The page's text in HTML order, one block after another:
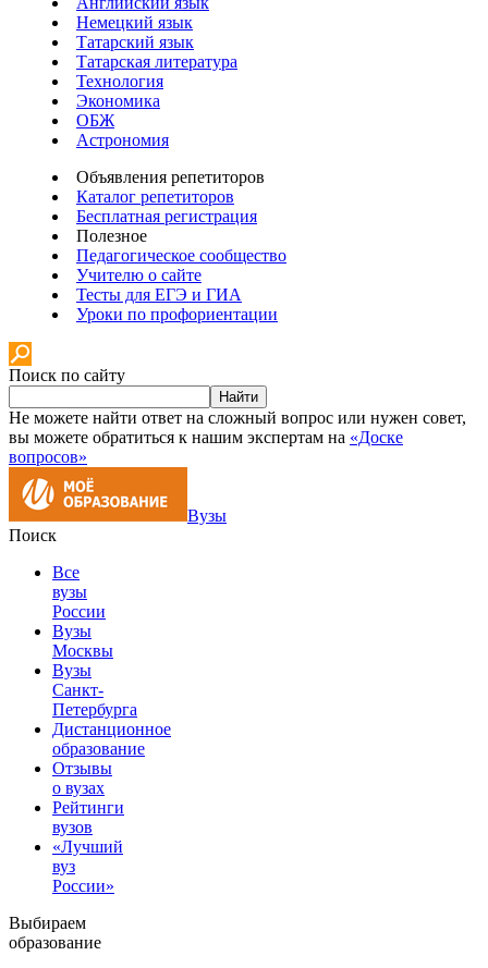
Немецкий язык
Татарский язык
Татарская литература
Технология
Экономика
ОБЖ
Астрономия
Объявления репетиторов
Каталог репетиторов
Бесплатная регистрация
Полезное
Педагогическое сообщество
Учителю о сайте
Тесты для ЕГЭ и ГИА
Уроки по профориентации
Поиск по сайту
Найти
Не можете найти ответ на сложный вопрос или нужен совет,
вы можете обратиться к нашим экспертам на «Доске
вопросов»
Вузы
Поиск
Все
вузы
России
Вузы
Москвы
Вузы
Санкт-
Петербурга
Дистанционное
образование
Отзывы
о вузах
Рейтинги
вузов
«Лучший
вуз
России»
Выбираем
образование